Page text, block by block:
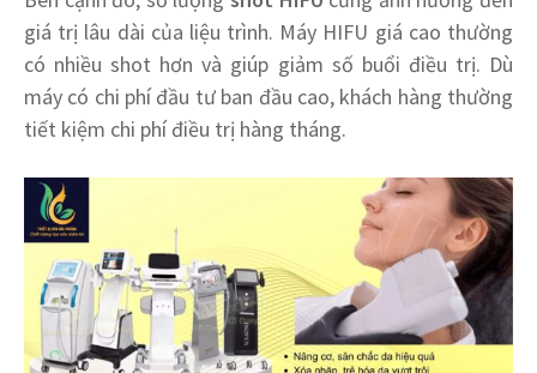
giá trị lâu dài của liệu trình. Máy HIFU giá cao thường
có nhiều shot hơn và giúp giảm số buổi điều trị. Dù
máy có chi phí đầu tư ban đầu cao, khách hàng thường
tiết kiệm chi phí điều trị hàng tháng.